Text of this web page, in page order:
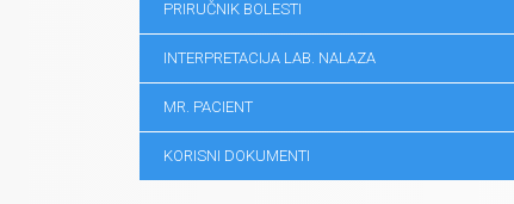
PRIRUČNIK BOLESTI
INTERPRETACIJA LAB. NALAZA
MR. PACIENT
KORISNI DOKUMENTI